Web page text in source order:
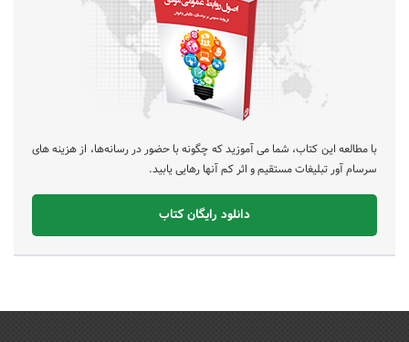
با مطالعه این کتاب، شما می آموزید که چگونه با حضور در رسانه‌ها، از هزینه های
سرسام آور تبلیغات مستقیم و اثر کم آنها رهایی یابید.
دانلود رایگان کتاب